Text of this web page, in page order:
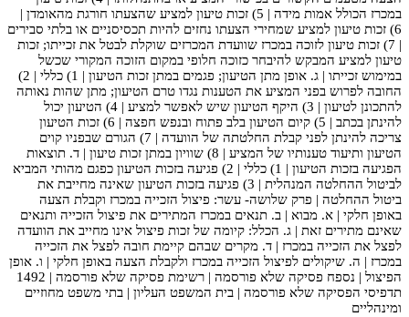
במכרז הכולל אמות מידה | 5) זכות טיעון למציע שהצעתו חורגת מהאומדן |
6) זכות טיעון למציע שמחירי הצעתו נחזים להיות תכסיסניים או בלתי סבירים
| 7) זכות טיעון לזוכה במכרז שוועדת המכרזים שוקלת לבטל את זכייתו; זכות
טיעון למציע המבקש להיבחר כזוכה חלופי במקום הזוכה המקורי שכשל
במימוש זכייתו | ג. אופן מתן הטיעון; פגמים במתן זכות הטיעון | 1) כללי | 2)
החובה לפרוש בפני המציע את הטענות נגדו טרם הטיעון; מתן שהות נאותה
להתכונן לטיעון | 3) היקף הטיעון שיש לאפשר למציע | 4) הטיעון יכול
להינתן בכתב | 5) קיום הטיעון בלב פתוח ובנפש חפצה | 6) זכות הטיעון
צריכה להינתן לפני קבלת החלטתה של הוועדה | 7) הגורם שבפניו קוים
הטיעון ותיעוד טענותיו של המציע | 8) שוויון במתן זכות טיעון | ד. תוצאות
הפגיעה בזכות הטיעון | 1) כללי | 2) פגיעה בזכות הטיעון כפגם מהותי המביא
לביטול ההחלטה המנהלית | 3) פגיעה בזכות הטיעון שאינה מחייבת את
ביטול ההחלטה | פרק שלושה- עשר: פיצול הזכייה במכרז וקבלת הצעה
באופן חלקי | א. מבוא | ב. תנאים במכרז המתירים את פיצול הזכייה ותנאים
שאינם מתירים זאת | ג. הכלל: קיומה של זכות פיצול אינו מחייב את הוועדה
לפצל את הזכייה במכרז | ד. מקרים שבהם קיימת חובה לפצל את הזכייה
במכרז | ה. שיקולים לפיצול הזכייה במכרז ולקבלת הצעה באופן חלקי | ו. אופן
הפיצול | נספח פסיקה שלא פורסמה | רשימת פסיקה שלא פורסמה | 1492
תדפיסי הפסיקה שלא פורסמה | בית המשפט העליון | בתי משפט מחוזיים
ומינהליים